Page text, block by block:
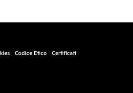
Codice Etico Certificati